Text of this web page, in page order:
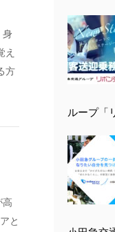
身
え
方
高
と
ループ「